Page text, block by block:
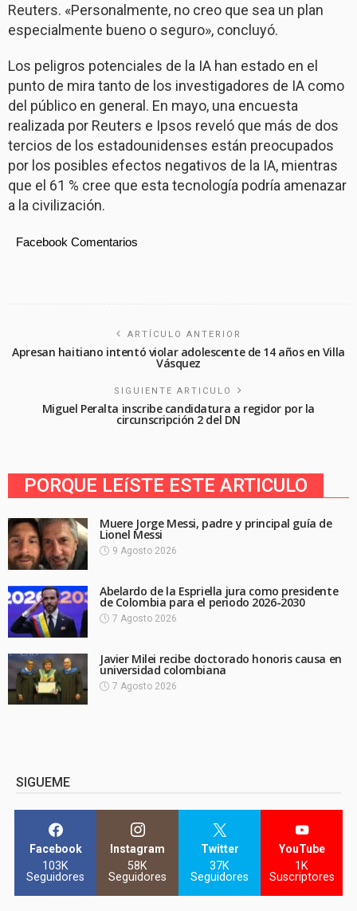
Reuters. «Personalmente, no creo que sea un plan
especialmente bueno o seguro», concluyó.
Los peligros potenciales de la IA han estado en el
punto de mira tanto de los investigadores de IA como
del público en general. En mayo, una encuesta
realizada por Reuters e Ipsos reveló que más de dos
tercios de los estadounidenses están preocupados
por los posibles efectos negativos de la IA, mientras
que el 61 % cree que esta tecnología podría amenazar
a la civilización.
Facebook Comentarios
ARTÍCULO ANTERIOR
Apresan haitiano intentó violar adolescente de 14 años en Villa
Vásquez
SIGUIENTE ARTICULO
Miguel Peralta inscribe candidatura a regidor por la
circunscripción 2 del DN
PORQUE LEíSTE ESTE ARTICULO
Muere Jorge Messi, padre y principal guía de
Lionel Messi
9 Agosto 2026
Abelardo de la Espriella jura como presidente
de Colombia para el periodo 2026-2030
7 Agosto 2026
Javier Milei recibe doctorado honoris causa en
universidad colombiana
7 Agosto 2026
SIGUEME
Facebook
103K
Seguidores
Instagram
58K
Seguidores
Twitter
37K
Seguidores
YouTube
1K
Suscriptores